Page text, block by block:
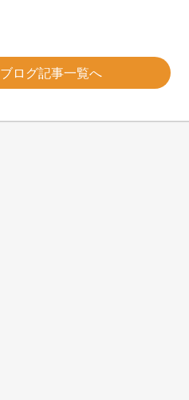
ブログ記事一覧へ